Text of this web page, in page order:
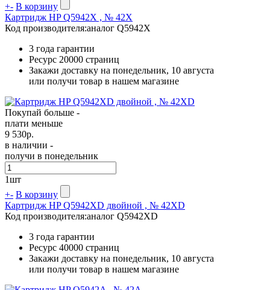
+- В корзину
Картридж HP Q5942X , № 42X
Код производителя:аналог Q5942X
3 года гарантии
Ресурс 20000 страниц
Закажи доставку на понедельник, 10 августа
или получи товар в нашем магазине
Покупай больше -
плати меньше
9 530р.
в наличии -
получи в понедельник
1шт
+- В корзину
Картридж HP Q5942XD двойной , № 42XD
Код производителя:аналог Q5942XD
3 года гарантии
Ресурс 40000 страниц
Закажи доставку на понедельник, 10 августа
или получи товар в нашем магазине